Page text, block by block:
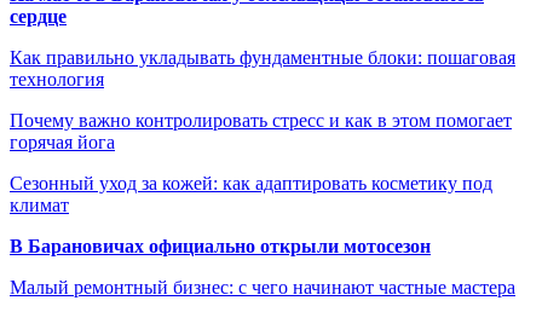
сердце
Как правильно укладывать фундаментные блоки: пошаговая
технология
Почему важно контролировать стресс и как в этом помогает
горячая йога
Сезонный уход за кожей: как адаптировать косметику под
климат
В Барановичах официально открыли мотосезон
Малый ремонтный бизнес: с чего начинают частные мастера